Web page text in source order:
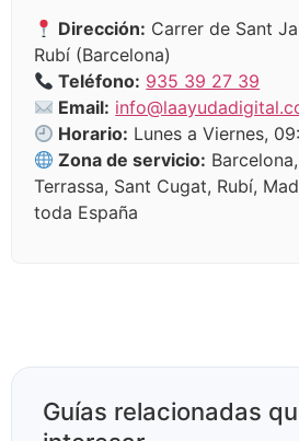
Dirección: Carrer de Sant
Rubí (Barcelona)
Teléfono: 935 39 27 39
Email:
Horario: Lunes a Viernes,
Zona de servicio:
Terrassa, Sant Cugat, Rubí,
toda España
Guías relacionadas